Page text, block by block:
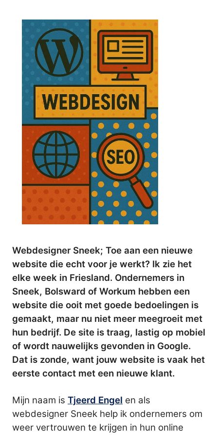
Webdesigner Sneek; Toe aan een nieuwe
website die echt voor je werkt? Ik zie het
elke week in Friesland. Ondernemers in
Sneek, Bolsward of Workum hebben een
website die ooit met goede bedoelingen is
gemaakt, maar nu niet meer meegroeit met
hun bedrijf. De site is traag, lastig op mobiel
of wordt nauwelijks gevonden in Google.
Dat is zonde, want jouw website is vaak het
eerste contact met een nieuwe klant.
Mijn naam is Tjeerd Engel en als
webdesigner Sneek help ik ondernemers om
weer vertrouwen te krijgen in hun online